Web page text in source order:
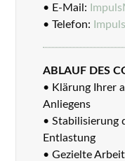
• E-Mail:
• Telefon:
ABLAUF DES
• Klärung Ihrer
Anliegens
• Stabilisierung
Entlastung
• Gezielte